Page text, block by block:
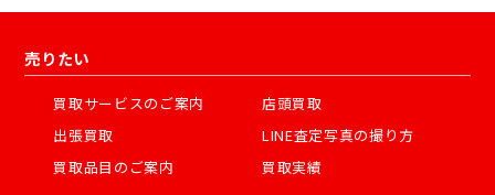
売りたい
買取サービスのご案内
店頭買取
出張買取
LINE査定写真の撮り方
買取品目のご案内
買取実績